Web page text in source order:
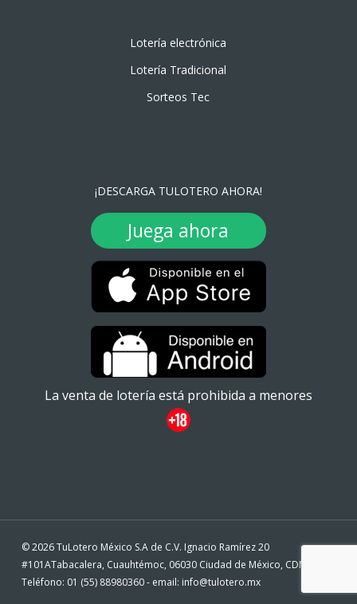
Lotería electrónica
Lotería Tradicional
Sorteos Tec
¡DESCARGA TULOTERO AHORA!
Juega ahora
La venta de lotería está prohibida a menores
© 2026 TuLotero México S.A de C.V. Ignacio Ramírez 20
#101ATabacalera, Cuauhtémoc, 06030 Ciudad de México, CDMX. -
Teléfono: 01 (55) 88980360 - email: info@tulotero.mx